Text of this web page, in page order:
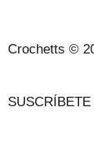
Crochetts ©